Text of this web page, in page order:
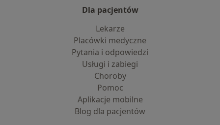
Dla pacjentów
Lekarze
Placówki medyczne
Pytania i odpowiedzi
Usługi i zabiegi
Choroby
Pomoc
Aplikacje mobilne
Blog dla pacjentów